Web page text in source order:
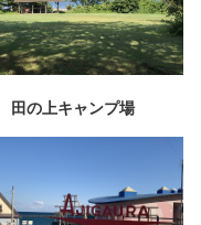
田の上キャンプ場